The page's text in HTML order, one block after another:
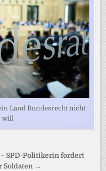
Land Bundesrecht nicht
will
SPD-Politikerin fordert
Soldaten →